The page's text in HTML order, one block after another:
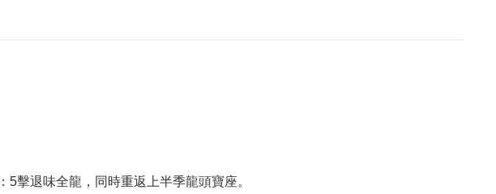
擊退味全龍，同時重返上半季龍頭寶座。